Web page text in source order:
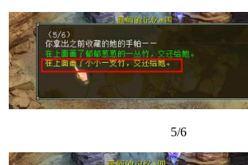
5/6